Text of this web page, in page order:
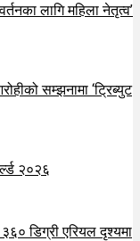
लागि महिला नेतृत्व’
सम्झनामा ‘ट्रिब्युट
२०२६
३६० डिग्री एरियल दृश्यमा